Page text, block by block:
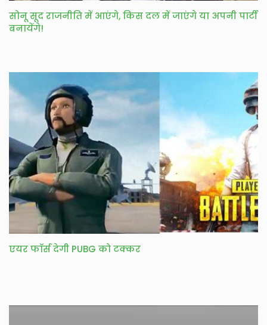
सोनू सूद राजनीति में आएंगे, किस दल में जाएंगे या अपनी पार्टी
बनायेंगे!
एयर फाॅर्स देगी PUBG को टक्कर